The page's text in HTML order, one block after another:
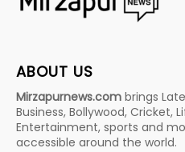
ABOUT US
Mirzapurnews.com brings
Business, Bollywood, Cricket,
Entertainment, sports and
accessible around the world.